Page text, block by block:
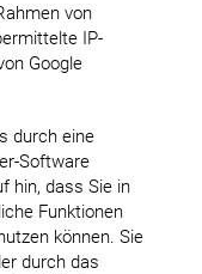
von
IP-
Google
durch eine
Software
hin, dass Sie in
Funktionen
können. Sie
durch das